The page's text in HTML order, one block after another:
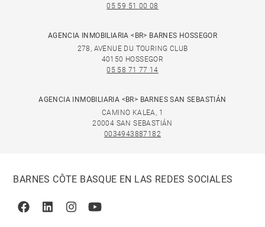
05 59 51 00 08
AGENCIA INMOBILIARIA <BR> BARNES HOSSEGOR
278, AVENUE DU TOURING CLUB
40150 HOSSEGOR
05 58 71 77 14
AGENCIA INMOBILIARIA <BR> BARNES SAN SEBASTIÁN
CAMINO KALEA, 1
20004 SAN SEBASTIÁN
0034943887182
BARNES CÔTE BASQUE EN LAS REDES SOCIALES
FacebookLinkedinInstagramYoutube